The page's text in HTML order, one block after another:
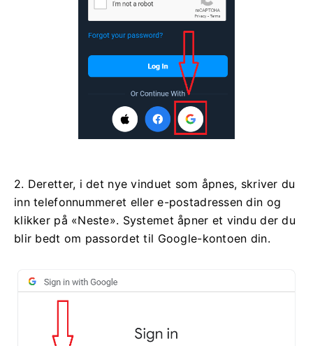
2. Deretter, i det nye vinduet som åpnes, skriver du
inn telefonnummeret eller e-postadressen din og
klikker på «Neste». Systemet åpner et vindu der du
blir bedt om passordet til Google-kontoen din.